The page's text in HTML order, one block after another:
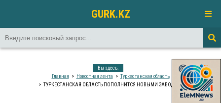
GURK.KZ
Вы здесь:
Главная
Новостная лента
Туркестанская область
ТУРКЕСТАНСКАЯ ОБЛАСТЬ ПОПОЛНИТСЯ НОВЫМИ ЗАВОДАМИ